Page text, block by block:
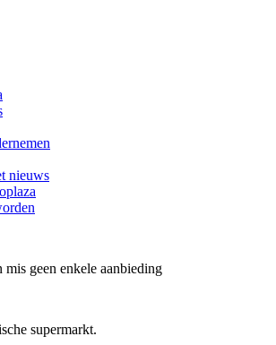
nieuws
geen enkele aanbieding
supermarkt.